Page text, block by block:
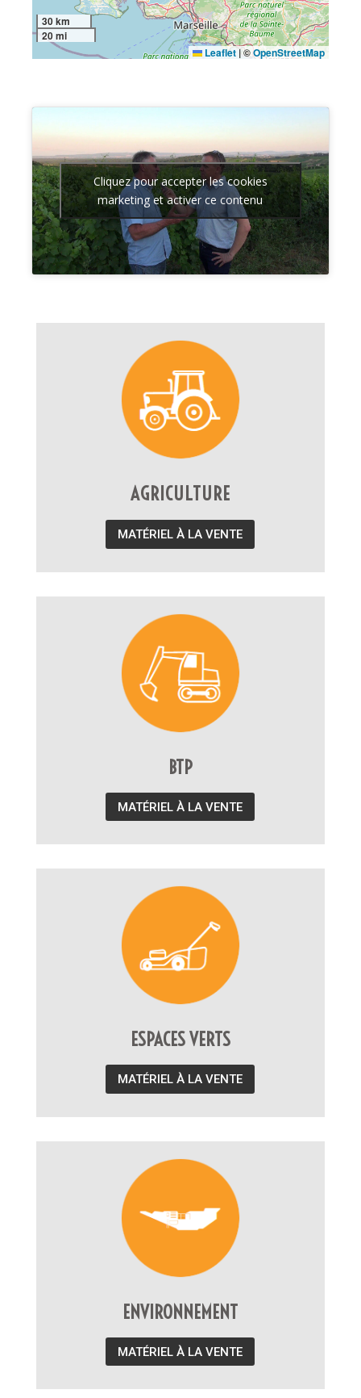
30 km
20 mi
Leaflet |©OpenStreetMap
Cliquez pour accepter les cookies
marketing et activer ce contenu
AGRICULTURE
MATÉRIEL À LA VENTE
BTP
MATÉRIEL À LA VENTE
ESPACES VERTS
MATÉRIEL À LA VENTE
ENVIRONNEMENT
MATÉRIEL À LA VENTE